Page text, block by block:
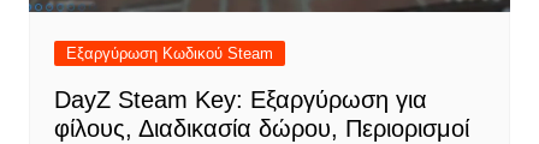
Εξαργύρωση Κωδικού Steam
DayZ Steam Key: Εξαργύρωση για
φίλους, Διαδικασία δώρου, Περιορισμοί